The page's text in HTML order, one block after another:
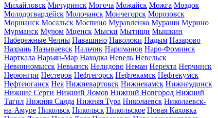
Михайловск Мичуринск Могоча Можайск Можга Моздок
Молодогвардейск Молочанск Мончегорск Морозовск
Моршанск Мосальск Моспино Муравленко Мураши Мурино
Мурманск Муром Мценск Мыски Мытищи Мышкин
Набережные Челны Навашино Наволоки Надым Назарово
Назрань Называевск Нальчик Нариманов Наро-Фоминск
Нарткала Нарьян-Мар Находка Невель Невельск
Невинномысск Невьянск Нелидово Неман Нерехта Нерчинск
Нерюнгри Нестеров Нефтегорск Нефтекамск Нефтекумск
Нефтеюганск Нея Нижневартовск Нижнекамск Нижнеудинск
Нижние Серги Нижний Ломов Нижний Новгород Нижний
Тагил Нижняя Салда Нижняя Тура Николаевск Николаевск-
на-Амуре Никольск Никольск Никольское Новая Каховка